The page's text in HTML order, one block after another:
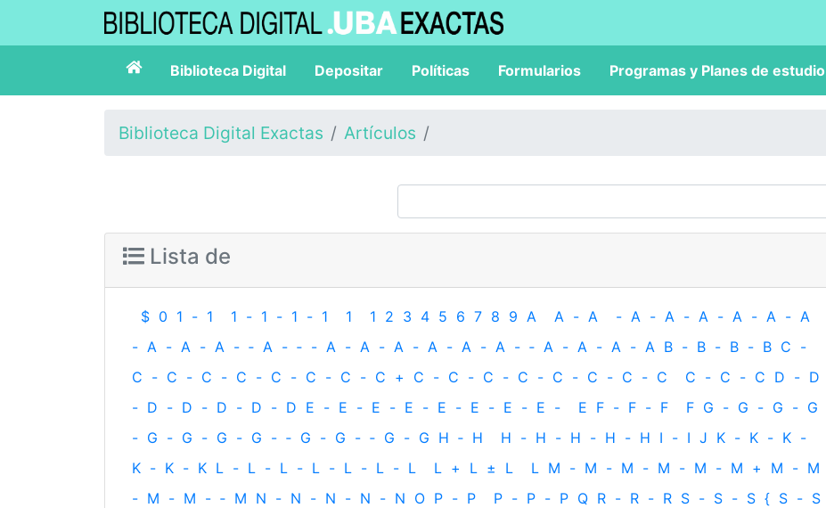
Biblioteca Digital Depositar Políticas Formularios Programas y Planes de estudio
Biblioteca Digital Exactas Artículos
Lista de
$ 0 1 - 1 1 - 1 - 1 - 1 1 1 2 3 4 5 6 7 8 9 A A - A - A - A - A - A - A - A
- A - A - A - ‐ A - ‐ - A - A - A - A - A - A - ‐ A - A - A - A B - B - B - B C -
C - C - C - C - C - C - C - C + C - C - C - C - C - C - C - C C - C - C D - D
- D - D - D - D - D E - E - E - E - E - E - E - E - E F - F - F F G - G - G - G
- G - G - G - G - ‐ G - G - ‐ G - G H ‐ H H - H - H - H - H I - I J K - K - K -
K - K - K L - L - L - L - L - L - L L + L ± L L M - M - M - M - M - M + M - M
- M - M - ‐ M N - N - N - N - N O P - P P - P - P Q R - R - R S - S - S { S - S